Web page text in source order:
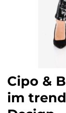
Cipo &
im